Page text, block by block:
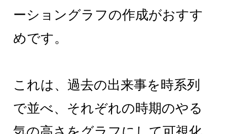
ーショングラフの作成がおすす
めです。
これは、過去の出来事を時系列
で並べ、それぞれの時期のやる